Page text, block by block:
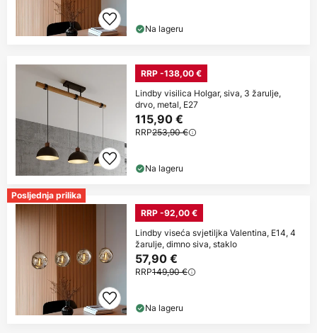
Na lageru
RRP -138,00 €
Lindby visilica Holgar, siva, 3 žarulje,
drvo, metal, E27
115,90 €
RRP253,90 €
Na lageru
Posljednja prilika
RRP -92,00 €
Lindby viseća svjetiljka Valentina, E14, 4
žarulje, dimno siva, staklo
57,90 €
RRP149,90 €
Na lageru